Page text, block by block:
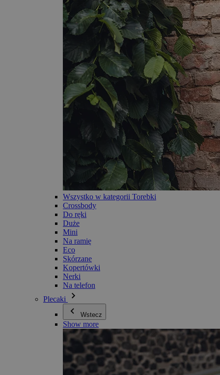
Wszystko w kategorii Torebki
Crossbody
Do ręki
Duże
Mini
Na ramię
Eco
Skórzane
Kopertówki
Nerki
Na telefon
Plecaki
Wstecz
Show more